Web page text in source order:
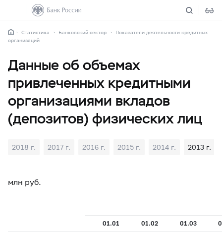
Статистика Банковский сектор
Показатели деятельности кредитных
организаций
Данные об объемах
привлеченных кредитными
организациями вкладов
(депозитов) физических лиц
2018 г. 2017 г. 2016 г. 2015 г. 2014 г. 2013 г.
млн руб.
01.01 01.02 01.03